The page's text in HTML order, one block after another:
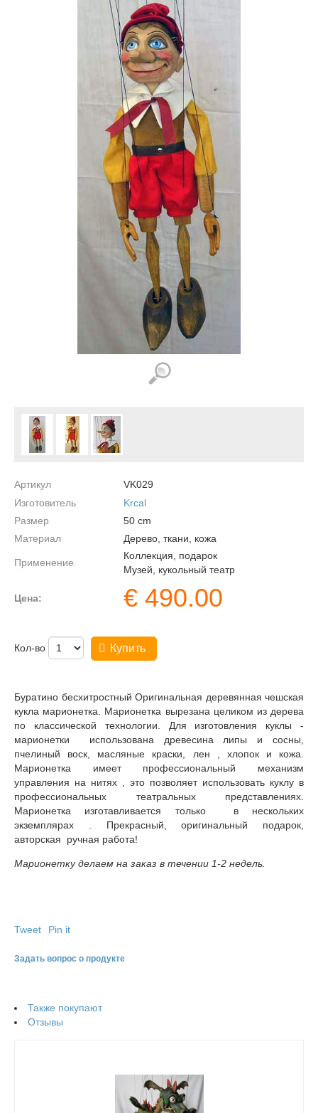
Артикул
VK029
Изготовитель
Krcal
Размер
50 cm
Материал
Дерево, ткани, кожа
Применение
Коллекция, подарок
Музей, кукольный театр
Цена: € 490.00
Кол-во Купить
Буратино бесхитростный Оригинальная деревянная чешская
кукла марионетка. Марионетка вырезана целиком из дерева
по классической технологии. Для изготовления куклы -
марионетки использована древесина липы и сосны,
пчелиный воск, масляные краски, лен , хлопок и кожа.
Марионетка имеет профессиональный механизм
управления на нитях , это позволяет использовать куклу в
профессиональных театральных представлениях.
Марионетка изготавливается только в нескольких
экземплярах . Прекрасный, оригинальный подарок,
авторская ручная работа!
Марионетку делаем на заказ в течении 1-2 недель.
Tweet Pin it
Задать вопрос о продукте
Также покупают
Отзывы